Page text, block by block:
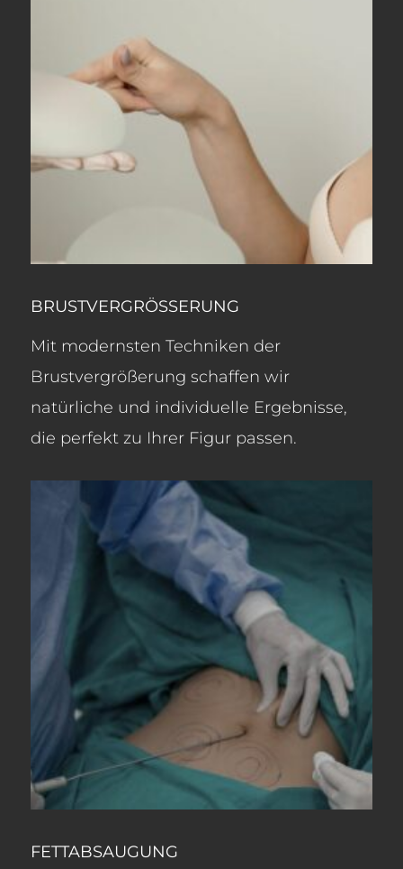
BRUSTVERGRÖSSERUNG
Mit modernsten Techniken der
Brustvergrößerung schaffen wir
natürliche und individuelle Ergebnisse,
die perfekt zu Ihrer Figur passen.
FETTABSAUGUNG